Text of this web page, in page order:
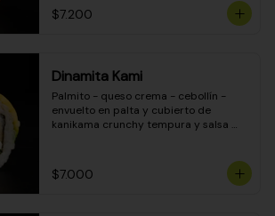
$7.200
Dinamita Kami
Palmito - queso crema - cebollín -
envuelto en palta y cubierto de
kanikama crunchy tempura y salsa
$7.000